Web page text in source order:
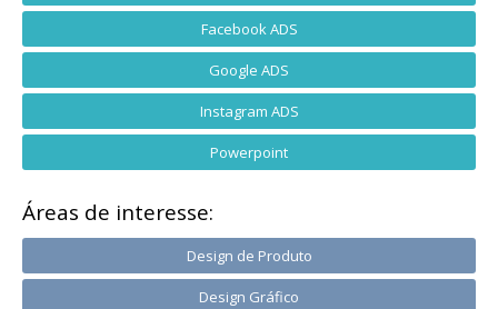
Facebook ADS
Google ADS
Instagram ADS
Powerpoint
Áreas de interesse:
Design de Produto
Design Gráfico